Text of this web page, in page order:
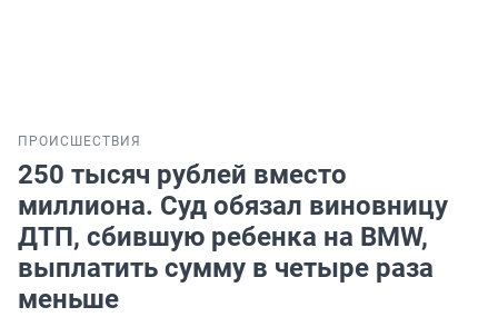
ПРОИСШЕСТВИЯ
250 тысяч рублей вместо
миллиона. Суд обязал виновницу
ДТП, сбившую ребенка на BMW,
выплатить сумму в четыре раза
меньше